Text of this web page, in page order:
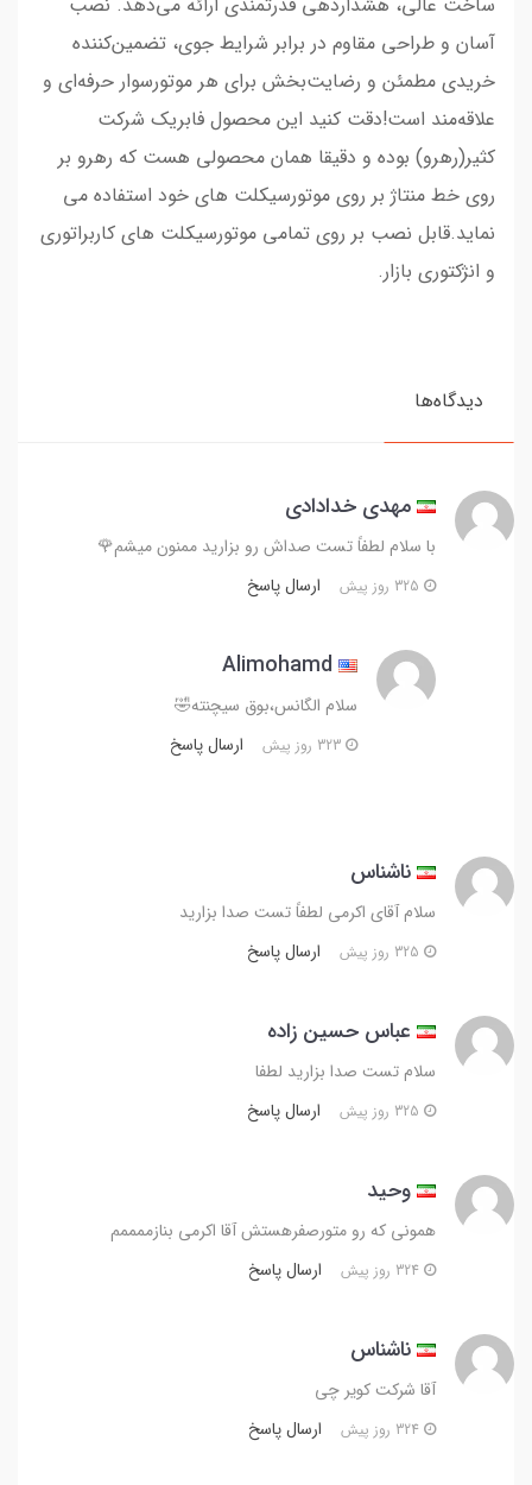
آسان و طراحی مقاوم در برابر شرایط جوی، تضمین‌کننده
خریدی مطمئن و رضایت‌بخش برای هر موتورسوار حرفه‌ای و
علاقه‌مند است!دقت کنید این محصول فابریک شرکت
کثیر(رهرو) بوده و دقیقا همان محصولی هست که رهرو بر
روی خط منتاژ بر روی موتورسیکلت های خود استفاده می
نماید.قابل نصب بر روی تمامی موتورسیکلت های کاربراتوری
و انژکتوری بازار.
دیدگاه‌ها
مهدی خدادادی
با سلام لطفاً تست صداش رو بزارید ممنون میشم🌹
ارسال پاسخ
Alimohamd
سلام الگانس،بوق سیچنته🤣
ارسال پاسخ
ناشناس
سلام آقای اکرمی لطفاً تست صدا بزارید
ارسال پاسخ
عباس حسین زاده
سلام تست صدا بزارید لطفا
ارسال پاسخ
وحید
همونی که رو متورصفرهستش آقا اکرمی بنازممممم
ارسال پاسخ
ناشناس
آقا شرکت کویر چی
ارسال پاسخ